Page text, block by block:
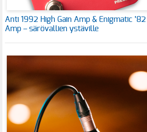
Anti 1992 High Gain Amp & Enigmatic
Amp – särövallien ystäville